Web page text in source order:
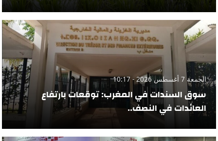
الجمعة 7 أغسطس 2026 - 10:17
سوق السندات في المغرب: توقعات بارتفاع
العائدات في النصف..